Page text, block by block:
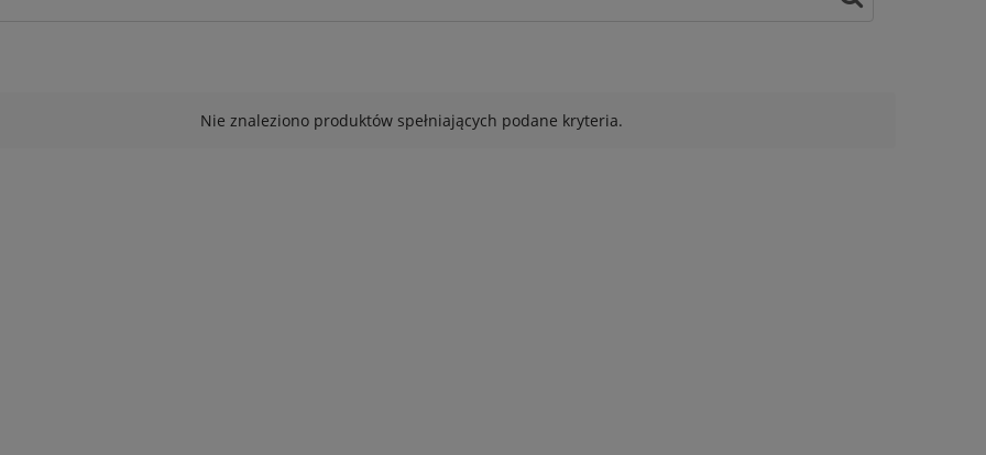
Nie znaleziono produktów spełniających podane kryteria.